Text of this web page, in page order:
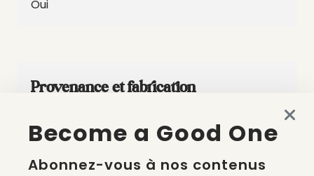
Oui
Provenance et fabrication
Pour la production, la marque met en
l’insertion en produisant ses robes avec
Become a Good One
Abonnez-vous à nos contenus